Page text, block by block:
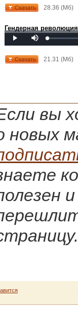
Скачать 28.36 (Мб)
Гендерная
Play
Mute
Loaded:
0%
Progress:
Скачать 21.31 (Мб)
вы
новых